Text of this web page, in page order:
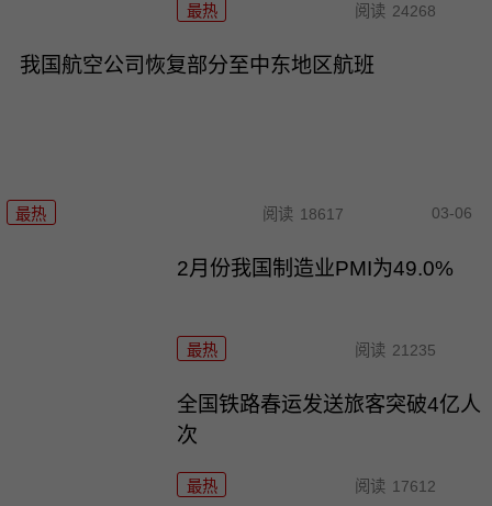
最热 阅读 24268
我国航空公司恢复部分至中东地区航班
最热 阅读 18617 03-06
2月份我国制造业PMI为49.0%
最热 阅读 21235
全国铁路春运发送旅客突破4亿人
次
最热 阅读 17612